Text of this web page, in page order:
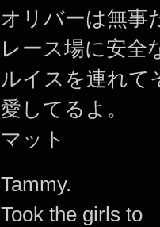
オリバーは無事
レース場に安全
ルイスを連れて
愛してるよ。
マット
Tammy.
Took the girls to